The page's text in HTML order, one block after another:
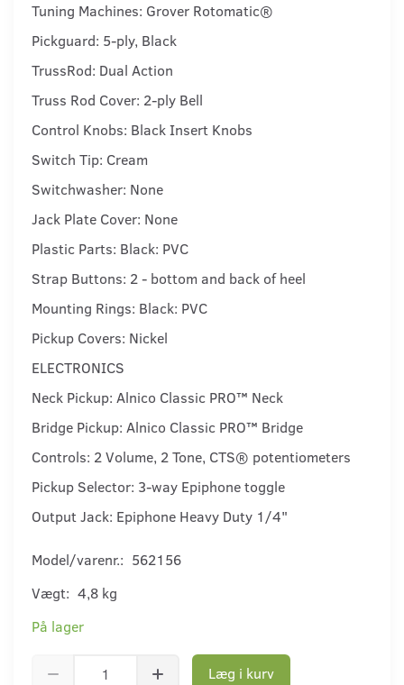
Tuning Machines: Grover Rotomatic®
Pickguard: 5-ply, Black
TrussRod: Dual Action
Truss Rod Cover: 2-ply Bell
Control Knobs: Black Insert Knobs
Switch Tip: Cream
Switchwasher: None
Jack Plate Cover: None
Plastic Parts: Black: PVC
Strap Buttons: 2 - bottom and back of heel
Mounting Rings: Black: PVC
Pickup Covers: Nickel
ELECTRONICS
Neck Pickup: Alnico Classic PRO™ Neck
Bridge Pickup: Alnico Classic PRO™ Bridge
Controls: 2 Volume, 2 Tone, CTS® potentiometers
Pickup Selector: 3-way Epiphone toggle
Output Jack: Epiphone Heavy Duty 1/4"
Model/varenr.: 562156
Vægt: 4,8 kg
På lager
Læg i kurv